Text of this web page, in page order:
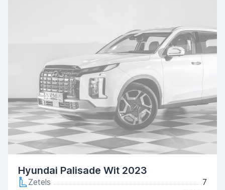
Hyundai Palisade Wit 2023
Zetels
7